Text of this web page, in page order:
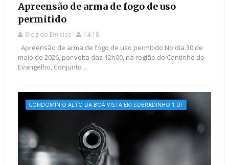
Apreensão de arma de fogo de uso
permitido
Blog do Emicles 14:18
Apreensão de arma de fogo de uso permitido No dia 30 de
maio de 2026, por volta das 12h00, na região do Cantinho do
Evangelho, Conjunto ...
CONDOMÍNIO ALTO DA BOA VISTA EM SOBRADINHO 1 DF